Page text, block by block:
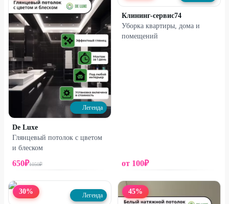
Легенда
De Luxe
Глянцевый потолок с цветом
и блеском
650₽1050₽
Клининг-сервис74
Уборка квартиры, дома и
помещений
от 100₽
30% Легенда 45%